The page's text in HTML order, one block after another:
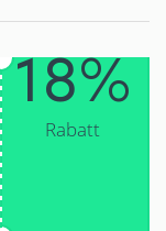
18%
Rabatt